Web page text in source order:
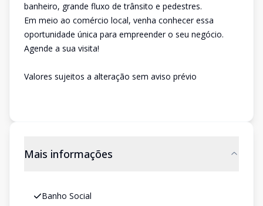
banheiro, grande fluxo de trânsito e pedestres.
Em meio ao comércio local, venha conhecer essa
oportunidade única para empreender o seu negócio.
Agende a sua visita!
Valores sujeitos a alteração sem aviso prévio
Mais informações
Banho Social